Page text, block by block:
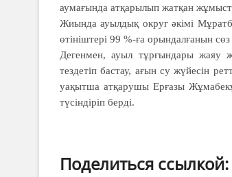
аумағында атқарылып жатқан
Жиында ауылдық округ әкімі
өтініштері 99 %-ға орындалғанын сөз
Дегенмен, ауыл тұрғындары жаяу
тездетіп бастау, ағын су жүйесін
уақытша атқарушы Ерғазы
түсіндіріп берді.
Поделиться ссылкой: